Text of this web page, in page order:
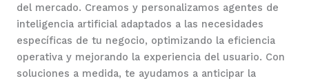
del mercado. Creamos y personalizamos agentes de
inteligencia artificial adaptados a las necesidades
específicas de tu negocio, optimizando la eficiencia
operativa y mejorando la experiencia del usuario. Con
soluciones a medida, te ayudamos a anticipar la